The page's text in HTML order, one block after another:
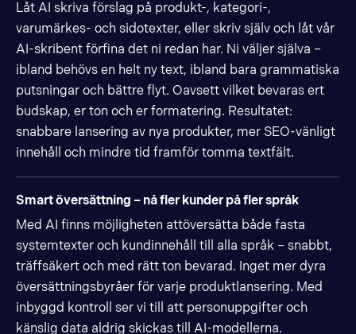
Låt AI skriva förslag på produkt-, kategori-,
varumärkes- och sidotexter, eller skriv själv och låt vår
AI-skribent förfina det ni redan har. Ni väljer själva –
ibland behövs en helt ny text, ibland bara grammatiska
putsningar och bättre flyt. Oavsett vilket bevaras ert
budskap, er ton och er formatering. Resultatet:
snabbare lansering av nya produkter, mer SEO-vänligt
innehåll och mindre tid framför tomma textfält.
Smart översättning – nå fler kunder på fler språk
Med AI finns möjligheten attöversätta både fasta
systemtexter och kundinnehåll till alla språk – snabbt,
träffsäkert och med rätt ton bevarad. Inget mer dyra
översättningsbyråer för varje produktlansering. Med
inbyggd kontroll ser vi till att personuppgifter och
känslig data aldrig skickas till AI-modellerna.